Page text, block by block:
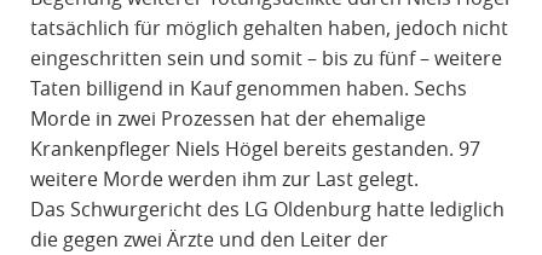
tatsächlich für möglich gehalten haben, jedoch nicht
eingeschritten sein und somit – bis zu fünf – weitere
Taten billigend in Kauf genommen haben. Sechs
Morde in zwei Prozessen hat der ehemalige
Krankenpfleger Niels Högel bereits gestanden. 97
weitere Morde werden ihm zur Last gelegt.
Das Schwurgericht des LG Oldenburg hatte lediglich
die gegen zwei Ärzte und den Leiter der